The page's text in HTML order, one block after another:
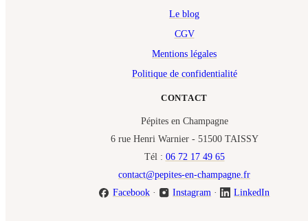
Le blog
CGV
Mentions légales
Politique de confidentialité
CONTACT
Pépites en Champagne
6 rue Henri Warnier - 51500 TAISSY
Tél : 06 72 17 49 65
contact@pepites-en-champagne.fr
Facebook· Instagram · LinkedIn